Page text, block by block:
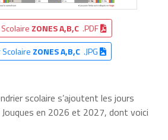
ZONES A,B,C .PDF
ZONES A,B,C.JPG
scolaire s’ajoutent les jours
en 2026 et 2027, dont voici